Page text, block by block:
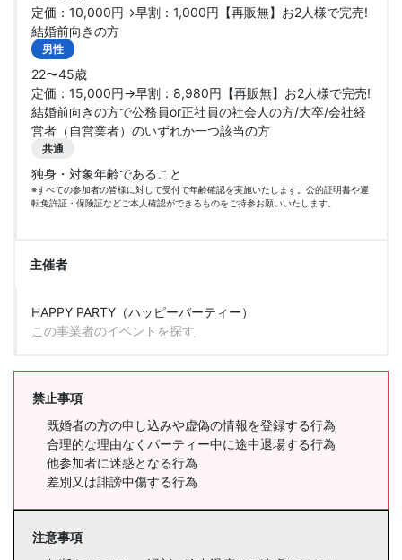
定価：10,000円→早割：1,000円【再販無】お2人様で完売!
結婚前向きの方
男性
22〜45歳
定価：15,000円→早割：8,980円【再販無】お2人様で完売!
結婚前向きの方で公務員or正社員の社会人の方/大卒/会社経
営者（自営業者）のいずれか一つ該当の方
共通
独身・対象年齢であること
※すべての参加者の皆様に対して受付で年齢確認を実施いたします。公的証明書や運
転免許証・保険証などご本人確認ができるものをご持参お願いいたします。
主催者
HAPPY PARTY（ハッピーパーティー）
この事業者のイベントを探す
禁止事項
既婚者の方の申し込みや虚偽の情報を登録する行為
合理的な理由なくパーティー中に途中退場する行為
他参加者に迷惑となる行為
差別又は誹謗中傷する行為
注意事項